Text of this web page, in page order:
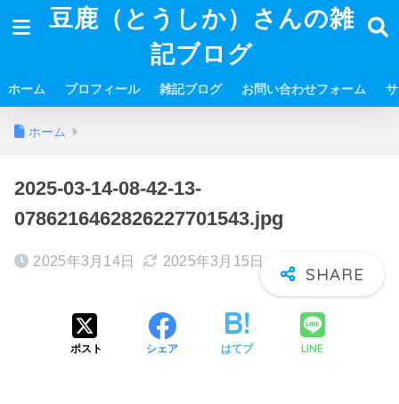
豆鹿（とうしか）さんの雑
記ブログ
ホーム プロフィール 雑記ブログ お問い合わせフォーム
ホーム
2025-03-14-08-42-13-
0786216462826227701543.jpg
2025年3月14日 2025年3月15日
ポスト シェア はてブ LINE